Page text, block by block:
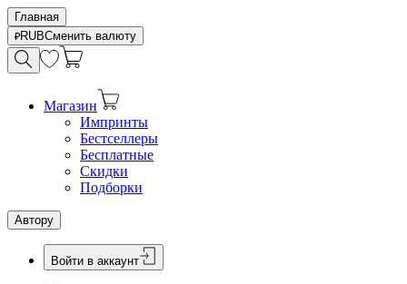
Главная
RUBСменить валюту
Магазин
Импринты
Бестселлеры
Бесплатные
Скидки
Подборки
Автору
Войти в аккаунт